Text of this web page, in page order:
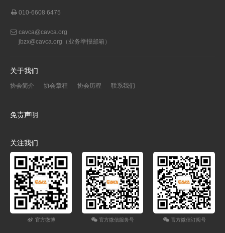
010-6608 6475
cavca@cavca.org
jbzx@cavca.org （业务举报邮箱）
关于我们
协会简介 协会章程 协会历程 联系我们
免责声明
关注我们
官方微博 官方微信服务号 官方微信订阅号